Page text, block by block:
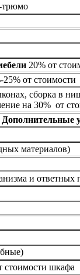
трюмо
20% от
от стоимости
сборка в
на 30% от
Дополнительные
материалов)
и ответных
стоимости шкафа